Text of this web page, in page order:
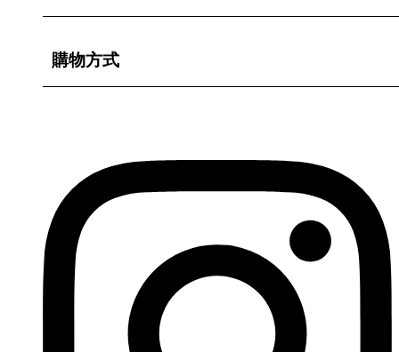
購物方式